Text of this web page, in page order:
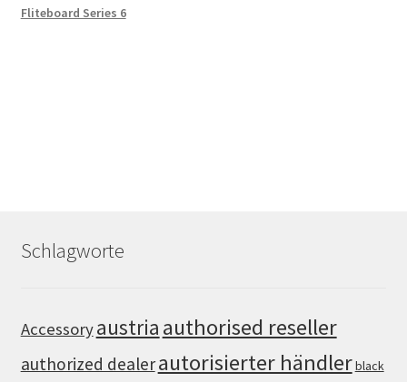
Fliteboard Series 6
Schlagworte
Accessoryaustria authorised reseller
authorized dealerautorisierter händlerblack